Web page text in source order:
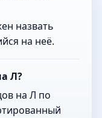
назвать
на неё.
Л?
на Л по